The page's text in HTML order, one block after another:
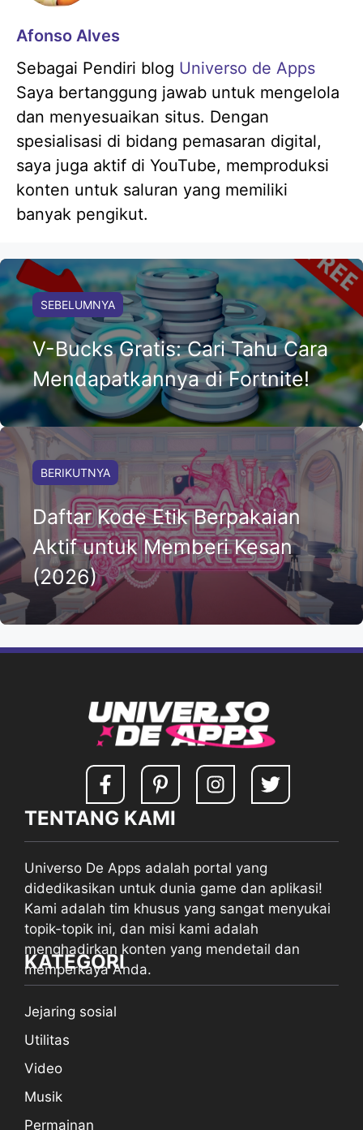
Afonso Alves
Sebagai Pendiri blog Universo de Apps
Saya bertanggung jawab untuk mengelola
dan menyesuaikan situs. Dengan
spesialisasi di bidang pemasaran digital,
saya juga aktif di YouTube, memproduksi
konten untuk saluran yang memiliki
banyak pengikut.
SEBELUMNYA
V-Bucks Gratis: Cari Tahu Cara
Mendapatkannya di Fortnite!
BERIKUTNYA
Daftar Kode Etik Berpakaian
Aktif untuk Memberi Kesan
(2026)
TENTANG KAMI
Universo De Apps adalah portal yang
didedikasikan untuk dunia game dan aplikasi!
Kami adalah tim khusus yang sangat menyukai
topik-topik ini, dan misi kami adalah
menghadirkan konten yang mendetail dan
memperkaya Anda.
KATEGORI
Jejaring sosial
Utilitas
Video
Musik
Permainan